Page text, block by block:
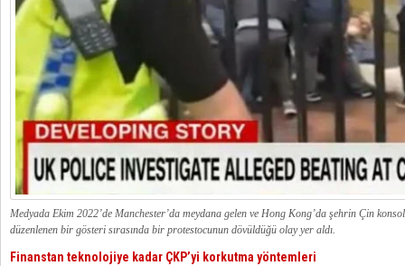
Medyada Ekim 2022’de Manchester’da meydana gelen ve Hong Kong’da şehrin Çin
düzenlenen bir gösteri sırasında bir protestocunun dövüldüğü olay yer aldı.
Finanstan teknolojiye kadar ÇKP’yi korkutma yöntemleri